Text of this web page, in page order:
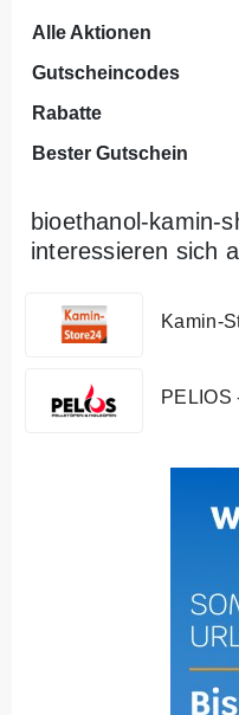
Alle Aktionen
Gutscheincodes
Rabatte
Bester Gutschein
bioethanol-kamin-
interessieren sich
Kamin-
PELIOS